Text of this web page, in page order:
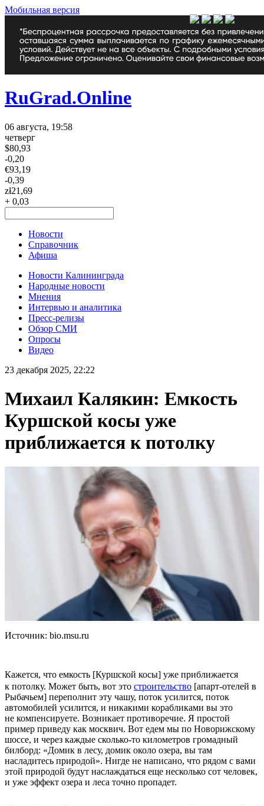
Мобильная версия
RuGrad.Online
06 августа, 19:58
четверг
$80,93
-0,20
€93,19
-0,39
zł21,69
+ 0,03
Новости
Справочник
Афиша
Новости Калининграда
Народные новости
Мнения
Интервью и аналитика
Пресс-релизы
Обзор СМИ
Опросы
Видео
23 декабря 2025, 22:22
Михаил Калякин: Емкость
Куршской косы уже
приближается к потолку
Источник: bio.msu.ru
Кажется, что емкость [Куршской косы] уже приближается
к потолку. Может быть, вот это строительство [апарт-отелей в
Рыбачьем] переполнит эту чашу, поток усилится, поток
автомобилей усилится, и никакими корабликами вы это
не компенсируете. Возникает противоречие. Я простой
пример приведу как москвич. Вот едем мы по Новорижскому
шоссе, и через каждые сколько-то километров громадный
билборд: «Домик в лесу, домик около озера, вы там
насладитесь природой». Нигде не написано, что рядом с вами
этой природой будут наслаждаться еще несколько сот человек,
и уже эффект озера и леса точно пропадет.